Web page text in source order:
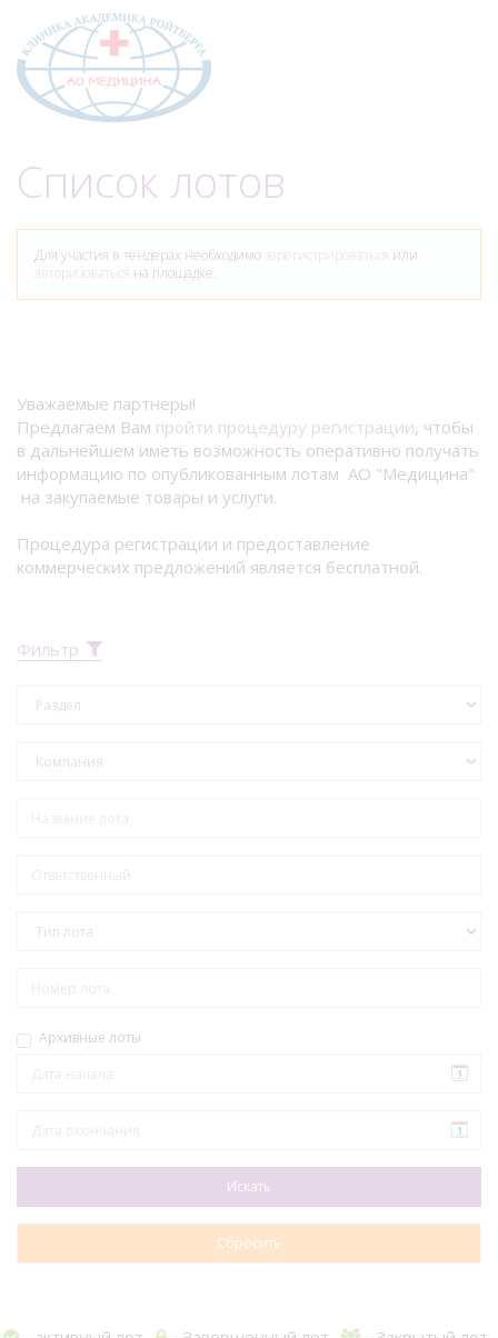
Список лотов
Для участия в тендерах необходимо зарегистрироваться или
авторизоваться на площадке.
Уважаемые партнеры!
Предлагаем Вам пройти процедуру регистрации, чтобы
в дальнейшем иметь возможность оперативно получать
информацию по опубликованным лотам АО "Медицина"
на закупаемые товары и услуги.
Процедура регистрации и предоставление
коммерческих предложений является бесплатной.
Фильтр
Архивные лоты